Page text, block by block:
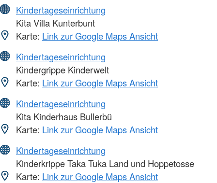
Kindertageseinrichtung
Kita Villa Kunterbunt
Karte: Link zur Google Maps Ansicht
Kindertageseinrichtung
Kindergrippe Kinderwelt
Karte: Link zur Google Maps Ansicht
Kindertageseinrichtung
Kita Kinderhaus Bullerbü
Karte: Link zur Google Maps Ansicht
Kindertageseinrichtung
Kinderkrippe Taka Tuka Land und Hoppetosse
Karte: Link zur Google Maps Ansicht